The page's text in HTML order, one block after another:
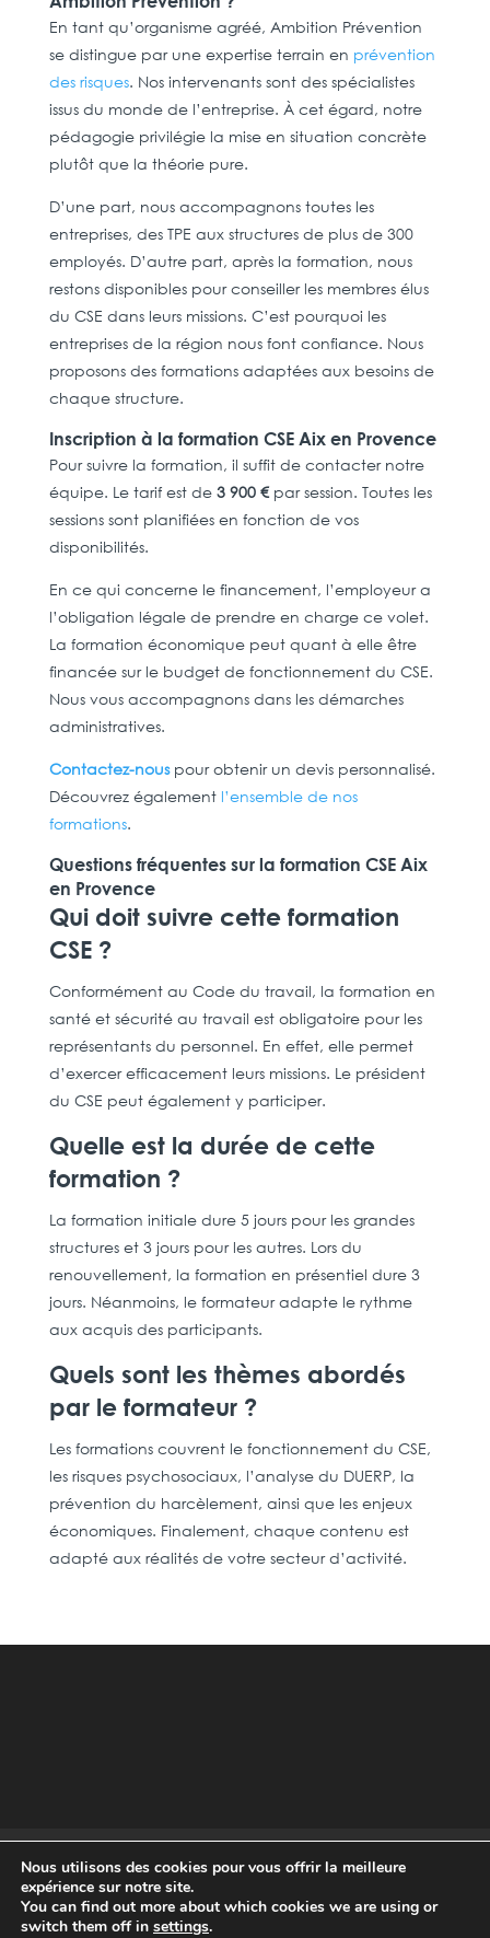
En tant qu’organisme agréé, Ambition Prévention
se distingue par une expertise terrain en prévention
des risques. Nos intervenants sont des spécialistes
issus du monde de l’entreprise. À cet égard, notre
pédagogie privilégie la mise en situation concrète
plutôt que la théorie pure.
D’une part, nous accompagnons toutes les
entreprises, des TPE aux structures de plus de 300
employés. D’autre part, après la formation, nous
restons disponibles pour conseiller les membres élus
du CSE dans leurs missions. C’est pourquoi les
entreprises de la région nous font confiance. Nous
proposons des formations adaptées aux besoins de
chaque structure.
Inscription à la formation CSE Aix en Provence
Pour suivre la formation, il suffit de contacter notre
équipe. Le tarif est de 3 900 €par session. Toutes les
sessions sont planifiées en fonction de vos
disponibilités.
En ce qui concerne le financement, l’employeur a
l’obligation légale de prendre en charge ce volet.
La formation économique peut quant à elle être
financée sur le budget de fonctionnement du CSE.
Nous vous accompagnons dans les démarches
administratives.
Contactez-nouspour obtenir un devis personnalisé.
Découvrez également l’ensemble de nos
formations.
Questions fréquentes sur la formation CSE Aix
en Provence
Qui doit suivre cette formation
CSE ?
Conformément au Code du travail, la formation en
santé et sécurité au travail est obligatoire pour les
représentants du personnel. En effet, elle permet
d’exercer efficacement leurs missions. Le président
du CSE peut également y participer.
Quelle est la durée de cette
formation ?
La formation initiale dure 5 jours pour les grandes
structures et 3 jours pour les autres. Lors du
renouvellement, la formation en présentiel dure 3
jours. Néanmoins, le formateur adapte le rythme
aux acquis des participants.
Quels sont les thèmes abordés
par le formateur ?
Les formations couvrent le fonctionnement du CSE,
les risques psychosociaux, l’analyse du DUERP, la
prévention du harcèlement, ainsi que les enjeux
économiques. Finalement, chaque contenu est
adapté aux réalités de votre secteur d’activité.
Mentions légales
Politique de Confidentialité
Règlement intérieur
Nous utilisons des cookies pour vous offrir la meilleure
expérience sur notre site.
You can find out more about which cookies we are using or
switch them off in settings.